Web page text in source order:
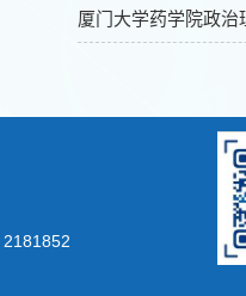
厦门大学药学院政治